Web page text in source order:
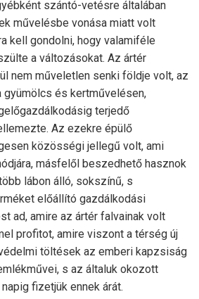
szántó-vetésre általában
művelésbe vonása miatt volt
kell gondolni, hogy valamiféle
a változásokat. Az ártér
nem műveletlen senki földje volt, az
és kertművelésen,
terjedő
Az ezekre épülő
közösségi jellegű volt, ami
másfelől beszedhető hasznok
lábon álló, sokszínű, s
előállító gazdálkodási
ad, amire az ártér falvainak volt
profitot, amire viszont a térség új
töltések az emberi kapzsiság
s az általuk okozott
fizetjük ennek árát.